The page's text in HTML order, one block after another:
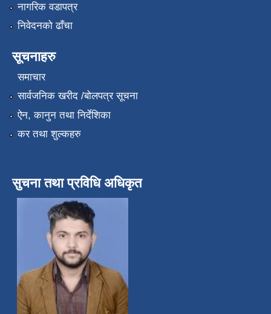
नागरिक वडापत्र
निवेदनको ढाँचा
सूचनाहरु
समाचार
सार्वजनिक खरीद /बोलपत्र सूचना
ऐन, कानुन तथा निर्देशिका
कर तथा शुल्कहरु
सुचना तथा प्रविधि अधिकृत